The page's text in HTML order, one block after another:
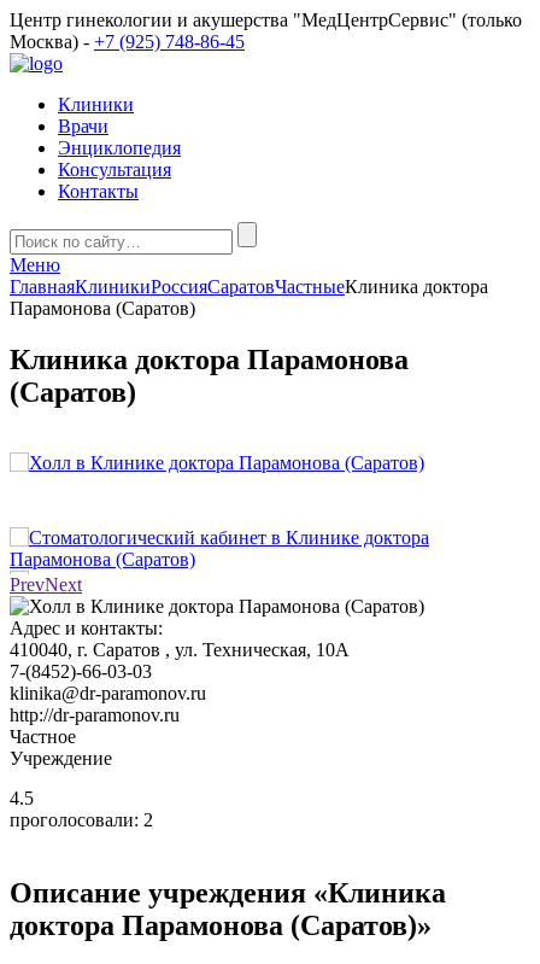
Центр гинекологии и акушерства "МедЦентрСервис" (только
Москва) - +7 (925) 748-86-45
Клиники
Врачи
Энциклопедия
Консультация
Контакты
Меню
ГлавнаяКлиникиРоссияСаратовЧастныеКлиника доктора
Парамонова (Саратов)
Клиника доктора Парамонова
(Саратов)
PrevNext
Адрес и контакты:
410040, г. Саратов , ул. Техническая, 10А
7-(8452)-66-03-03
klinika@dr-paramonov.ru
http://dr-paramonov.ru
Частное
Учреждение
4.5
проголосовали: 2
Описание учреждения «Клиника
доктора Парамонова (Саратов)»